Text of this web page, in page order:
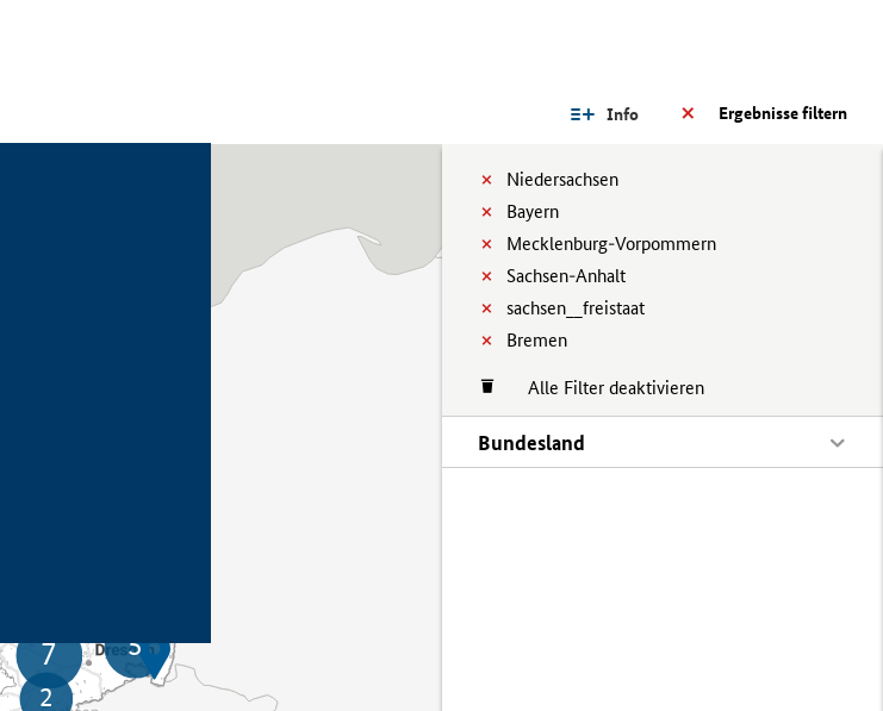
Ergebnisse filtern
Info
Niedersachsen
Bayern
Mecklenburg-Vorpommern
Sachsen-Anhalt
sachsen__freistaat
Bremen
Alle Filter deaktivieren
Bundesland